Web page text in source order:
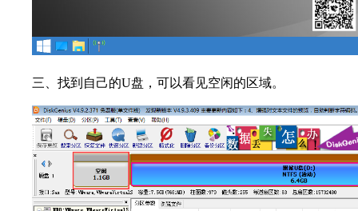
三、找到自己的U盘，可以看见空闲的区域。